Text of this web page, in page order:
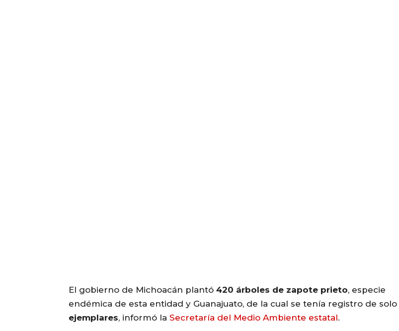
El gobierno de Michoacán plantó 420 árboles de zapote prieto, especie
endémica de esta entidad y Guanajuato, de la cual se tenía registro de solo
ejemplares, informó la Secretaría del Medio Ambiente estatal.